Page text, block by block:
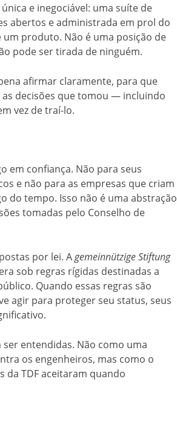
e inegociável: uma suíte de
abertos e administrada em prol do
produto. Não é uma posição de
pode ser tirada de ninguém.
afirmar claramente, para que
as decisões que tomou — incluindo
vez de traí-lo.
em confiança. Não para seus
e não para as empresas que criam
do tempo. Isso não é uma abstração
tomadas pelo Conselho de
por lei. Agemeinnützige Stiftung
sob regras rígidas destinadas a
Quando essas regras são
agir para proteger seu status, seus
entendidas. Não como uma
os engenheiros, mas como o
TDF aceitaram quando